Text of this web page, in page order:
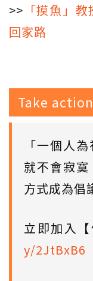
>> 「摸魚」
回家路
Take action
「一個人
就不會寂
方式成為倡
立即加入
y/2JtBxB6